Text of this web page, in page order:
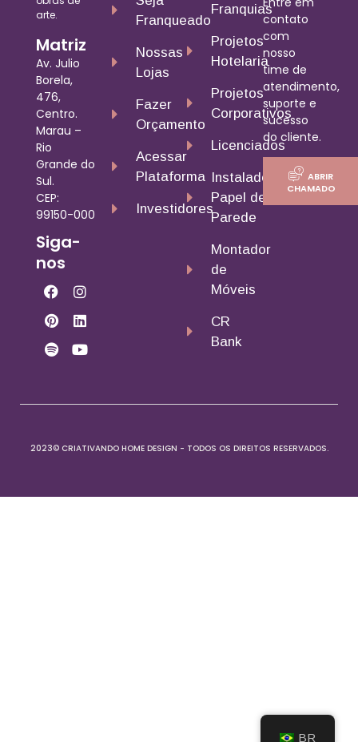
arte.
Matriz
Av. Julio
Borela,
476,
Centro.
Marau –
Rio
Grande do
Sul.
CEP:
99150-000
Siga-
nos
Franqueado
Nossas
Lojas
Fazer
Orçamento
Acessar
Plataforma
Investidores
Franquias
Projetos
Hotelaria
Projetos
Corporativos
Licenciados
Instalador
Papel de
Parede
Montador
de
Móveis
CR
Bank
contato
com
nosso
time de
atendimento,
suporte e
sucesso
do cliente.
ABRIR
CHAMADO
2023© CRIATIVANDO HOME DESIGN - TODOS OS DIREITOS RESERVADOS.
BR